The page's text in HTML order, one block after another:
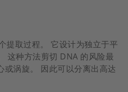
取过程。 它设计为独立于平
这种方法剪切 DNA 的风险最
涡旋。 因此可以分离出高达